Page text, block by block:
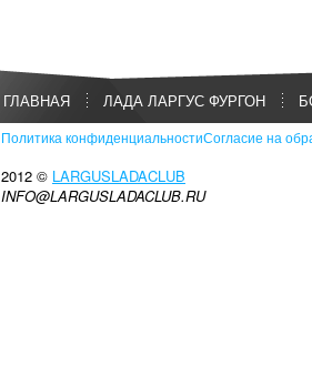
ГЛАВНАЯ ЛАДА ЛАРГУС ФУРГОН
Политика конфиденциальностиСогласие на
2012 © LARGUSLADACLUB
INFO@LARGUSLADACLUB.RU